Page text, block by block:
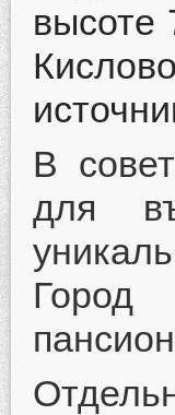
высоте
В
для